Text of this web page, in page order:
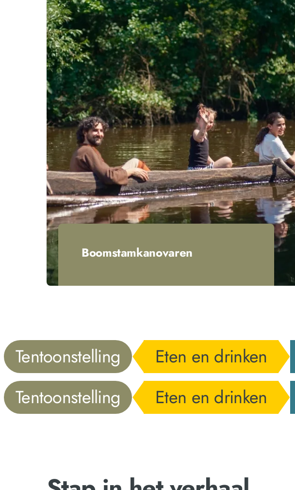
Boomstamkanovaren
Tentoonstelling Eten en drinken
Tentoonstelling
Eten en drinken